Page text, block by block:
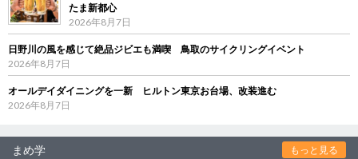
たま新都心
2026年8月7日
日野川の風を感じて絶品ジビエも満喫 鳥取のサイクリングイベント
2026年8月7日
オールデイダイニングを一新 ヒルトン東京お台場、改装進む
2026年8月7日
まめ学 もっと見る